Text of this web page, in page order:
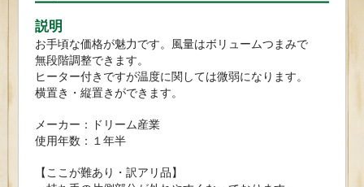
説明
お手頃な価格が魅力です。風量はボリュームつまみで
無段階調整できます。
ヒーター付きですが温度に関しては微弱になります。
横置き・縦置きができます。
メーカー：ドリーム産業
使用年数：１年半
【ここが難あり・訳アリ品】